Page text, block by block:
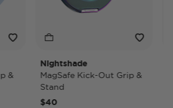
Nightshade
MagSafe Kick-Out Grip &
Stand
$40